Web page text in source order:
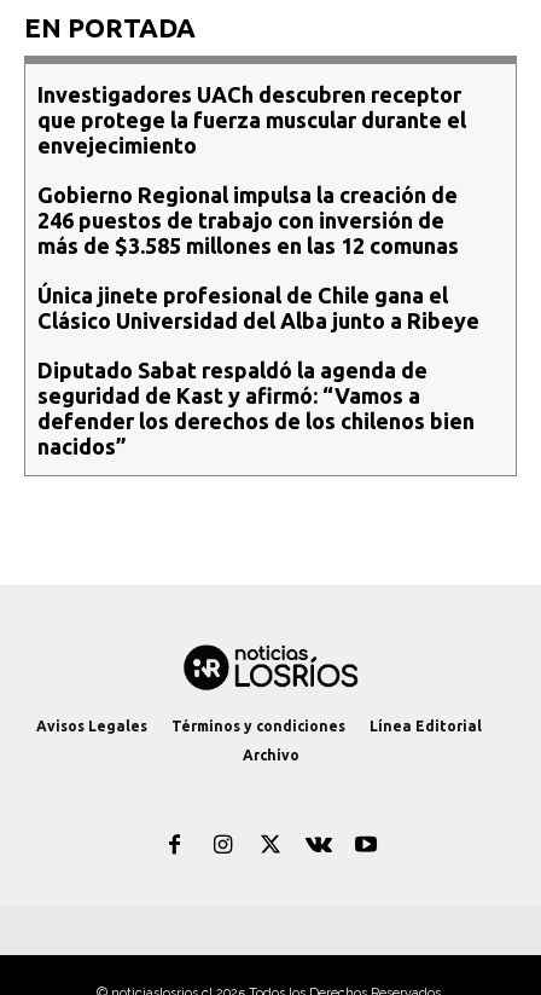
EN PORTADA
Investigadores UACh descubren receptor
que protege la fuerza muscular durante el
envejecimiento
Gobierno Regional impulsa la creación de
246 puestos de trabajo con inversión de
más de $3.585 millones en las 12 comunas
Única jinete profesional de Chile gana el
Clásico Universidad del Alba junto a Ribeye
Diputado Sabat respaldó la agenda de
seguridad de Kast y afirmó: “Vamos a
defender los derechos de los chilenos bien
nacidos”
Avisos Legales Términos y condiciones
Línea Editorial
Archivo